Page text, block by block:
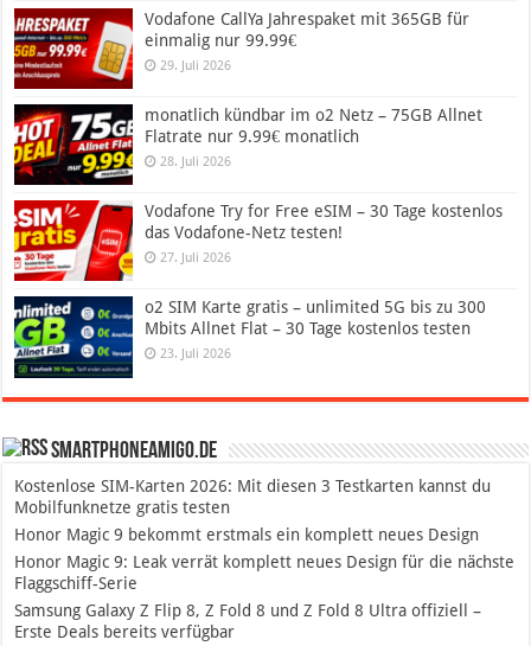
Vodafone CallYa Jahrespaket mit 365GB für
einmalig nur 99.99€
29. Juli 2026
monatlich kündbar im o2 Netz – 75GB Allnet
Flatrate nur 9.99€ monatlich
28. Juli 2026
Vodafone Try for Free eSIM – 30 Tage kostenlos
das Vodafone-Netz testen!
27. Juli 2026
o2 SIM Karte gratis – unlimited 5G bis zu 300
Mbits Allnet Flat – 30 Tage kostenlos testen
23. Juli 2026
SmartphoneAmigo.de
Kostenlose SIM-Karten 2026: Mit diesen 3 Testkarten kannst du
Mobilfunknetze gratis testen
Honor Magic 9 bekommt erstmals ein komplett neues Design
Honor Magic 9: Leak verrät komplett neues Design für die nächste
Flaggschiff-Serie
Samsung Galaxy Z Flip 8, Z Fold 8 und Z Fold 8 Ultra offiziell –
Erste Deals bereits verfügbar